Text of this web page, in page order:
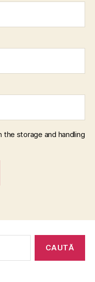
the storage and handling